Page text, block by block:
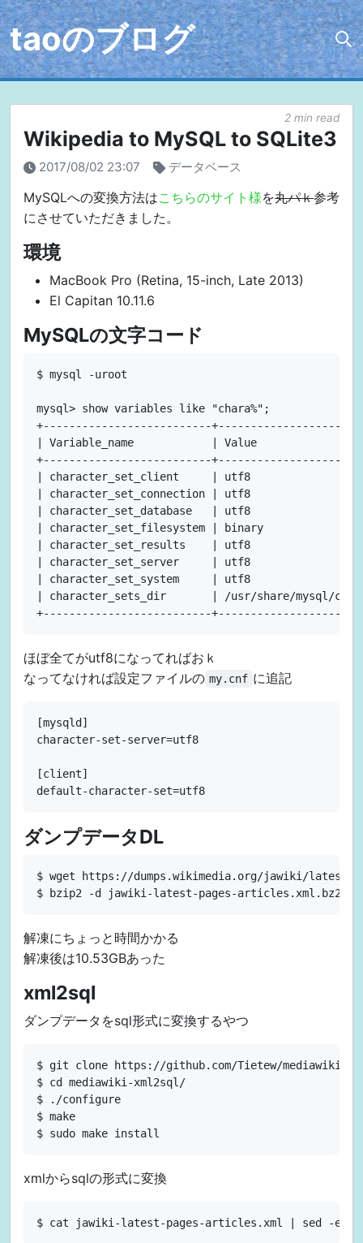
taoのブログ
2 min read
Wikipedia to MySQL to SQLite3
2017/08/02 23:07 データベース
MySQLへの変換方法はこちらのサイト様を丸パｋ参考
にさせていただきました。
環境
MacBook Pro (Retina, 15-inch, Late 2013)
El Capitan 10.11.6
MySQLの文字コード
$ mysql -uroot
mysql> show variables like "chara%";
+--------------------------
| Variable_name            | Value
+--------------------------
| character_set_client     | utf8
| character_set_connection | utf8
| character_set_database   | utf8
| character_set_filesystem | binary
| character_set_results    | utf8
| character_set_server     | utf8
| character_set_system     | utf8
| character_sets_dir       | /usr/share/mysql/
ほぼ全てがutf8になってればおｋ
なってなければ設定ファイルの my.cnf に追記
[mysqld]
character-set-server=utf8
[client]
ダンプデータDL
$ wget https://dumps.wikimedia.org/jawiki/
解凍にちょっと時間かかる
解凍後は10.53GBあった
xml2sql
ダンプデータをsql形式に変換するやつ
$ git clone https://github.com/Tietew/mediawiki-
$ cd mediawiki-xml2sql/
$ ./configure
$ make
xmlからsqlの形式に変換